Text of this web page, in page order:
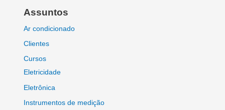
Assuntos
Ar condicionado
Clientes
Cursos
Eletricidade
Eletrônica
Instrumentos de medição
livro